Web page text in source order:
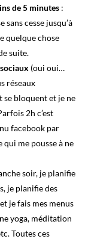
de 5 minutes :
sans cesse jusqu’à
quelque chose
suite.
(oui oui…
réseaux
bloquent et je ne
2h c’est
facebook par
me pousse à ne
soir, je planifie
je planifie des
je fais mes menus
yoga, méditation
Toutes ces